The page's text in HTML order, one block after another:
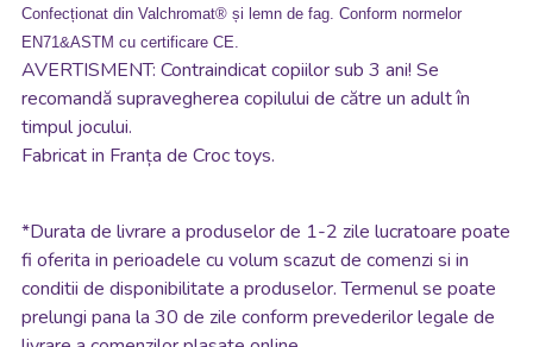
Confecționat din Valchromat® și lemn de fag. Conform normelor
EN71&ASTM cu certificare CE.
AVERTISMENT: Contraindicat copiilor sub 3 ani! Se
recomandă supravegherea copilului de către un adult în
timpul jocului.
Fabricat in Franța de Croc toys.
*Durata de livrare a produselor de 1-2 zile lucratoare poate
fi oferita in perioadele cu volum scazut de comenzi si in
conditii de disponibilitate a produselor. Termenul se poate
prelungi pana la 30 de zile conform prevederilor legale de